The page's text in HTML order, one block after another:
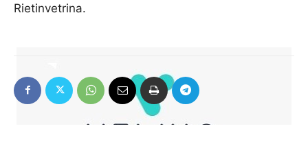
Rietinvetrina.